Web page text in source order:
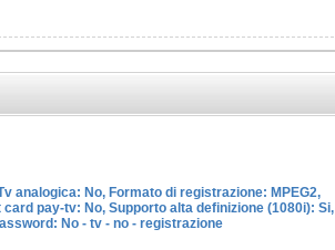
analogica: No, Formato di registrazione: MPEG2,
pay-tv: No, Supporto alta definizione (1080i): Si,
No - tv - no - registrazione